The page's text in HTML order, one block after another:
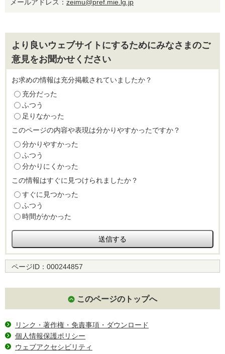
メールアドレス： zeimu@pref.mie.lg.jp
より良いウェブサイトにするためにみなさまのご
意見をお聞かせください
お求めの情報は充分掲載されていましたか？
充分だった
ふつう
足りなかった
このページの内容や表現は分かりやすかったですか？
分かりやすかった
ふつう
分かりにくかった
この情報はすぐに見つけられましたか？
すぐに見つかった
ふつう
時間がかかった
ページID： 000244857
このページのトップへ
リンク・著作権・免責事項・ダウンロード
個人情報保護ポリシー
ウェブアクセシビリティ